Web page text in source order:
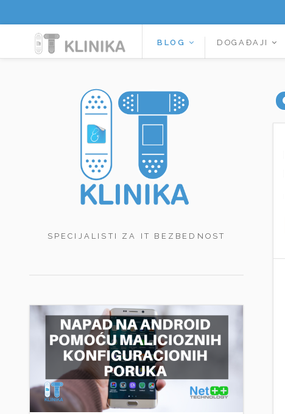
BLOG DOGAĐAJI
SPECIJALISTI ZA IT BEZBEDNOST